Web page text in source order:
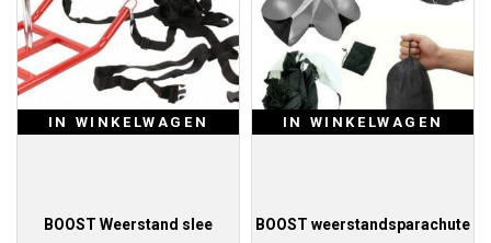
IN WINKELWAGEN
BOOST Weerstand slee
IN WINKELWAGEN
BOOST weerstandsparachute